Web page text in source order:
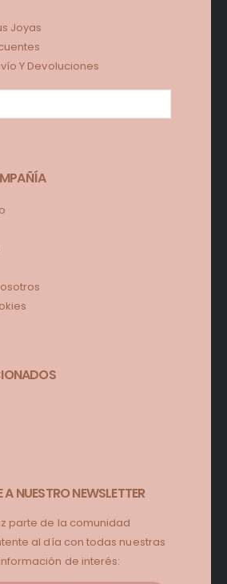
Joyas
Y Devoluciones
A NUESTRO NEWSLETTER
parte de la comunidad
al día con todas nuestras
de interés: